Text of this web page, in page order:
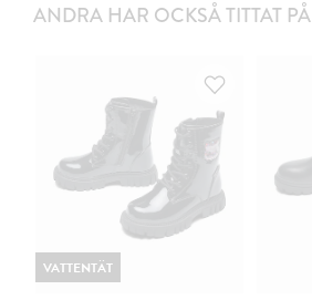
ANDRA HAR OCKSÅ TITTAT PÅ
VATTENTÄT